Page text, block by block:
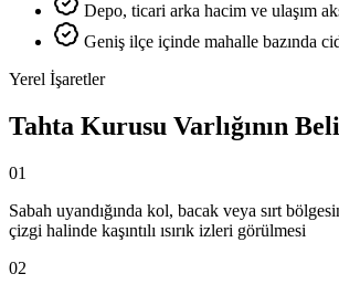
Depo, ticari arka hacim ve ulaşım
Geniş ilçe içinde mahalle bazında
Yerel İşaretler
Tahta Kurusu Varlığının
01
Sabah uyandığında kol, bacak veya sırt
çizgi halinde kaşıntılı ısırık izleri görülmesi
02